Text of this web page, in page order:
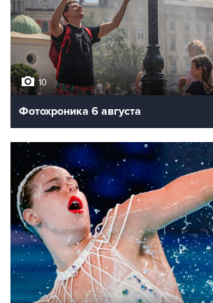
10
Фотохроника 6 августа